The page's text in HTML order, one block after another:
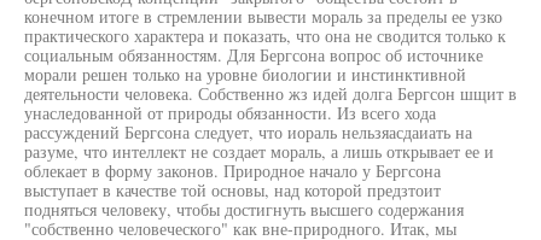
конечном итоге в стремлении вывести мораль за пределы ее узко
практического характера и показать, что она не сводится только к
социальным обязанностям. Для Бергсона вопрос об источнике
морали решен только на уровне биологии и инстинктивной
деятельности человека. Собственно жз идей долга Бергсон шщит в
унаследованной от природы обязанности. Из всего хода
рассуждений Бергсона следует, что иораль нельзяасдаиать на
разуме, что интеллект не создает мораль, а лишь открывает ее и
облекает в форму законов. Природное начало у Бергсона
выступает в качестве той основы, над которой предзтоит
подняться человеку, чтобы достигнуть высшего содержания
"собственно человеческого" как вне-природного. Итак, мы